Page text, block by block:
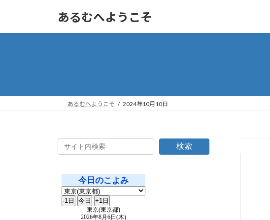
あるむへようこそ
あるむへようこそ 2024年10月10日
検索